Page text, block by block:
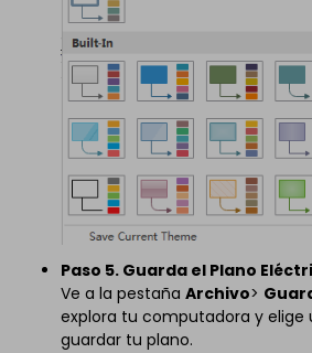
Paso 5. Guarda el Plano
Ve a la pestaña Archivo>
explora tu computadora y elige
guardar tu plano.